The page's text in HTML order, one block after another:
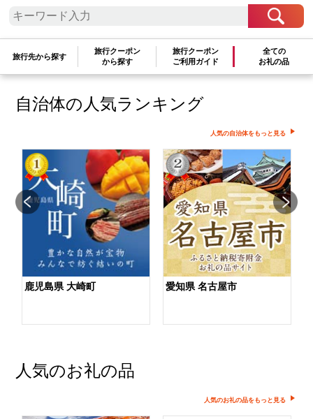
旅行先から探す
旅行クーポン
から探す
旅行クーポン
ご利用ガイド
全ての
お礼の品
文字が正しく入力されていることをご確認ください
自治体の人気ランキング
人気の自治体をもっと見る
鹿児島県 大崎町 愛知県 名古屋市
人気のお礼の品
人気のお礼の品をもっと見る